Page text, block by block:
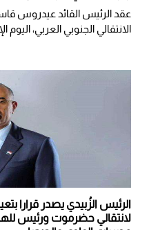
عقد الرئيس القائد عيدروس
الانتقالي الجنوبي العربي، اليوم
الرئيس الزُبيدي يصدر قرارا
لانتقالي حضرموت ورئيس